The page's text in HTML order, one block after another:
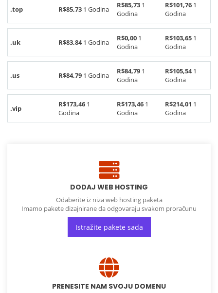
.top R$85,73 1 Godina R$85,73 1
Godina
R$101,76 1
Godina
.uk R$83,841 Godina R$0,00 1
Godina
R$103,65 1
Godina
.us R$84,79 1 Godina R$84,79 1
Godina
R$105,541
Godina
.vip R$173,46 1
Godina
R$173,46 1
Godina
R$214,01 1
Godina
DODAJ WEB HOSTING
Odaberite iz niza web hosting paketa
Imamo pakete dizajnirane da odgovaraju svakom proračunu
Istražite pakete sada
PRENESITE NAM SVOJU DOMENU